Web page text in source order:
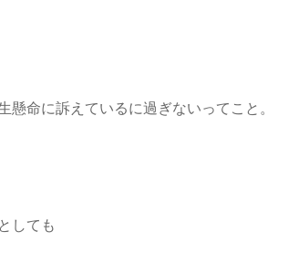
命に訴えているに過ぎないってこと。
しても